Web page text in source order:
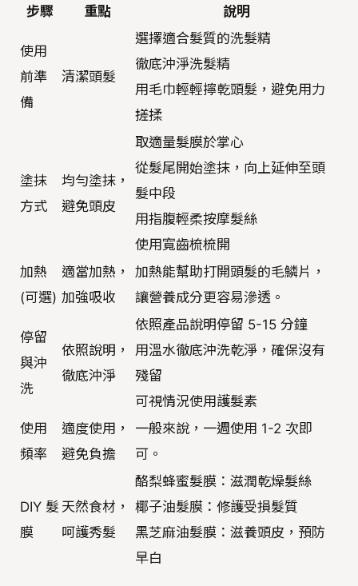
步驟
重點 說明
使用
前準
備
清潔頭髮
選擇適合髮質的洗髮精
徹底沖淨洗髮精
用毛巾輕輕擰乾頭髮，避免用力
搓揉
塗抹
方式
均勻塗抹，
避免頭皮
取適量髮膜於掌心
從髮尾開始塗抹，向上延伸至頭
髮中段
用指腹輕柔按摩髮絲
使用寬齒梳梳開
加熱
(可選)
適當加熱，
加強吸收
加熱能幫助打開頭髮的毛鱗片，
讓營養成分更容易滲透。
停留
與沖
洗
依照說明，
徹底沖淨
依照產品說明停留 5-15 分鐘
用溫水徹底沖洗乾淨，確保沒有
殘留
可視情況使用護髮素
使用
頻率
適度使用，
避免負擔
一般來說，一週使用 1-2 次即
可。
DIY 髮
膜
天然食材，
呵護秀髮
酪梨蜂蜜髮膜：滋潤乾燥髮絲
椰子油髮膜：修護受損髮質
黑芝麻油髮膜：滋養頭皮，預防
早白